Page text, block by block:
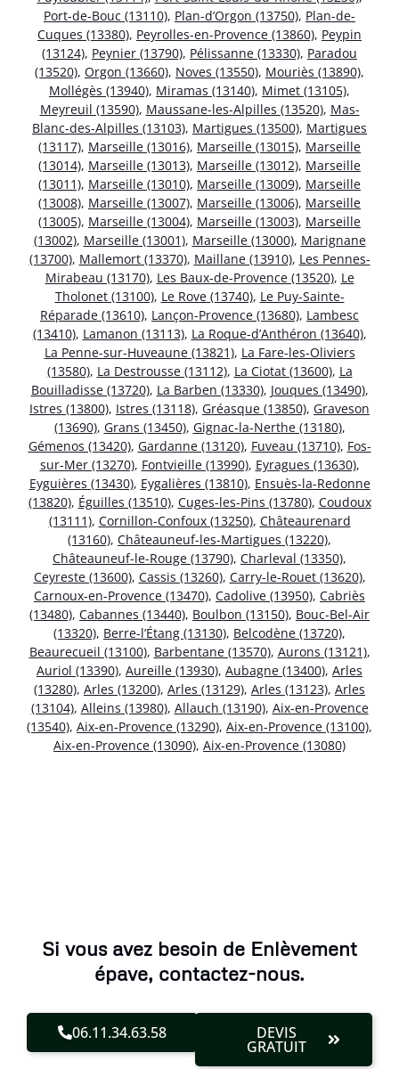
Port-de-Bouc (13110), Plan-d’Orgon (13750), Plan-de-
Cuques (13380), Peyrolles-en-Provence (13860), Peypin
(13124), Peynier (13790), Pélissanne (13330), Paradou
(13520), Orgon (13660), Noves (13550), Mouriès (13890),
Mollégès (13940), Miramas (13140), Mimet (13105),
Meyreuil (13590), Maussane-les-Alpilles (13520), Mas-
Blanc-des-Alpilles (13103), Martigues (13500), Martigues
(13117), Marseille (13016), Marseille (13015), Marseille
(13014), Marseille (13013), Marseille (13012), Marseille
(13011), Marseille (13010), Marseille (13009), Marseille
(13008), Marseille (13007), Marseille (13006), Marseille
(13005), Marseille (13004), Marseille (13003), Marseille
(13002), Marseille (13001), Marseille (13000), Marignane
(13700), Mallemort (13370), Maillane (13910), Les Pennes-
Mirabeau (13170), Les Baux-de-Provence (13520), Le
Tholonet (13100), Le Rove (13740), Le Puy-Sainte-
Réparade (13610), Lançon-Provence (13680), Lambesc
(13410), Lamanon (13113), La Roque-d’Anthéron (13640),
La Penne-sur-Huveaune (13821), La Fare-les-Oliviers
(13580), La Destrousse (13112), La Ciotat (13600), La
Bouilladisse (13720), La Barben (13330), Jouques (13490),
Istres (13800), Istres (13118), Gréasque (13850), Graveson
(13690), Grans (13450), Gignac-la-Nerthe (13180),
Gémenos (13420), Gardanne (13120), Fuveau (13710), Fos-
sur-Mer (13270), Fontvieille (13990), Eyragues (13630),
Eyguières (13430), Eygalières (13810), Ensuès-la-Redonne
(13820), Éguilles (13510), Cuges-les-Pins (13780), Coudoux
(13111), Cornillon-Confoux (13250), Châteaurenard
(13160), Châteauneuf-les-Martigues (13220),
Châteauneuf-le-Rouge (13790), Charleval (13350),
Ceyreste (13600), Cassis (13260), Carry-le-Rouet (13620),
Carnoux-en-Provence (13470), Cadolive (13950), Cabriès
(13480), Cabannes (13440), Boulbon (13150), Bouc-Bel-Air
(13320), Berre-l’Étang (13130), Belcodène (13720),
Beaurecueil (13100), Barbentane (13570), Aurons (13121),
Auriol (13390), Aureille (13930), Aubagne (13400), Arles
(13280), Arles (13200), Arles (13129), Arles (13123), Arles
(13104), Alleins (13980), Allauch (13190), Aix-en-Provence
(13540), Aix-en-Provence (13290), Aix-en-Provence (13100),
Aix-en-Provence (13090), Aix-en-Provence (13080)
Si vous avez besoin de Enlèvement
épave, contactez-nous.
06.11.34.63.58 DEVIS
GRATUIT